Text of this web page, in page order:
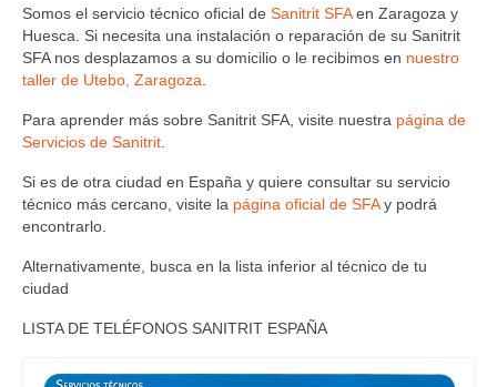
Somos el servicio técnico oficial de Sanitrit SFAen Zaragoza y
Huesca. Si necesita una instalación o reparación de su Sanitrit
SFA nos desplazamos a su domicilio o le recibimos en nuestro
taller de Utebo, Zaragoza
Para aprender más sobre Sanitrit SFA, visite nuestra página de
Servicios de Sanitrit
Si es de otra ciudad en España y quiere consultar su servicio
técnico más cercano, visite la página oficial de SFAy podrá
encontrarlo.
Alternativamente, busca en la lista inferior al técnico de tu
ciudad
LISTA DE TELÉFONOS SANITRIT ESPAÑA